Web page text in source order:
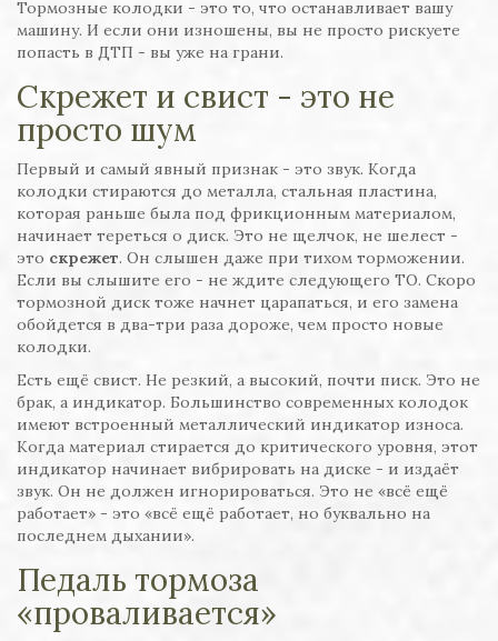
Тормозные колодки - это то, что останавливает вашу
машину. И если они изношены, вы не просто рискуете
попасть в ДТП - вы уже на грани.
Скрежет и свист - это не
просто шум
Первый и самый явный признак - это звук. Когда
колодки стираются до металла, стальная пластина,
которая раньше была под фрикционным материалом,
начинает тереться о диск. Это не щелчок, не шелест -
это скрежет. Он слышен даже при тихом торможении.
Если вы слышите его - не ждите следующего ТО. Скоро
тормозной диск тоже начнет царапаться, и его замена
обойдется в два-три раза дороже, чем просто новые
колодки.
Есть ещё свист. Не резкий, а высокий, почти писк. Это не
брак, а индикатор. Большинство современных колодок
имеют встроенный металлический индикатор износа.
Когда материал стирается до критического уровня, этот
индикатор начинает вибрировать на диске - и издаёт
звук. Он не должен игнорироваться. Это не «всё ещё
работает» - это «всё ещё работает, но буквально на
последнем дыхании».
Педаль тормоза
«проваливается»